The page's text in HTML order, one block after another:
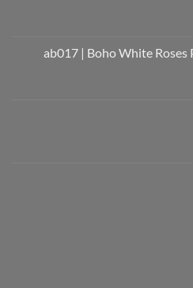
ab017 | Boho White Roses